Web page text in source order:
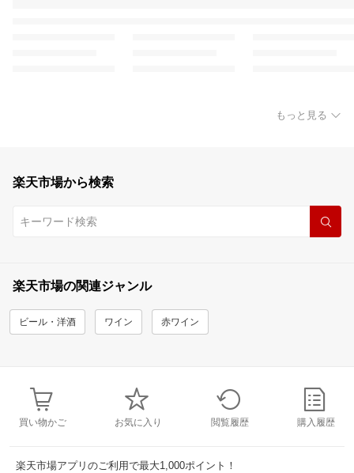
もっと見る
楽天市場から検索
楽天市場の関連ジャンル
ビール・洋酒 ワイン 赤ワイン
買い物かご お気に入り 閲覧履歴 購入履歴
楽天市場アプリのご利用で最大1,000ポイント！